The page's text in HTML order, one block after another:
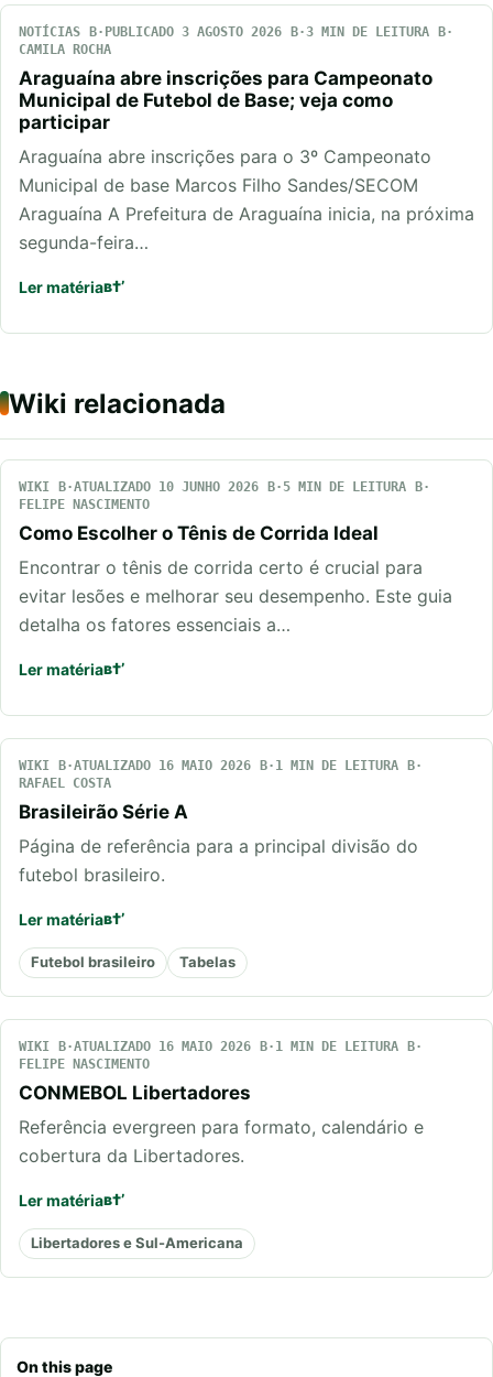
On this page
NOTÍCIAS PUBLICADO 3 AGOSTO 2026
3 MIN DE LEITURA
CAMILA ROCHA
Araguaína abre inscrições para Campeonato
Municipal de Futebol de Base; veja como
participar
Araguaína abre inscrições para o 3º Campeonato
Municipal de base Marcos Filho Sandes/SECOM
Araguaína A Prefeitura de Araguaína inicia, na próxima
segunda-feira…
Ler matéria
Wiki relacionada
WIKI ATUALIZADO 10 JUNHO 2026
5 MIN DE LEITURA
FELIPE NASCIMENTO
Como Escolher o Tênis de Corrida Ideal
Encontrar o tênis de corrida certo é crucial para
evitar lesões e melhorar seu desempenho. Este guia
detalha os fatores essenciais a…
Ler matéria
WIKI ATUALIZADO 16 MAIO 2026
1 MIN DE LEITURA
RAFAEL COSTA
Brasileirão Série A
Página de referência para a principal divisão do
futebol brasileiro.
Ler matéria
Futebol brasileiro Tabelas
WIKI ATUALIZADO 16 MAIO 2026
1 MIN DE LEITURA
FELIPE NASCIMENTO
CONMEBOL Libertadores
Referência evergreen para formato, calendário e
cobertura da Libertadores.
Ler matéria
Libertadores e Sul-Americana